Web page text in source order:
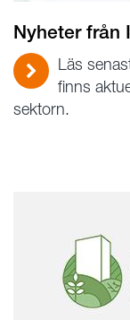
Nyheter från
Läs
finns
sektorn.